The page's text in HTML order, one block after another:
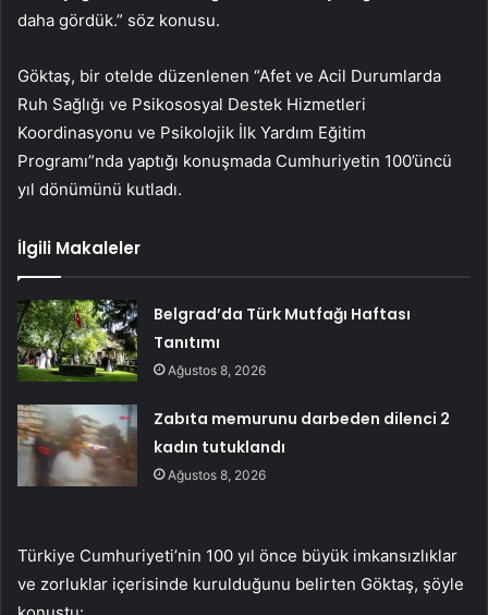
daha gördük.” söz konusu.
Göktaş, bir otelde düzenlenen “Afet ve Acil Durumlarda
Ruh Sağlığı ve Psikososyal Destek Hizmetleri
Koordinasyonu ve Psikolojik İlk Yardım Eğitim
Programı”nda yaptığı konuşmada Cumhuriyetin 100’üncü
yıl dönümünü kutladı.
İlgili Makaleler
Belgrad’da Türk Mutfağı Haftası
Tanıtımı
Ağustos 8, 2026
Zabıta memurunu darbeden dilenci 2
kadın tutuklandı
Ağustos 8, 2026
Türkiye Cumhuriyeti’nin 100 yıl önce büyük imkansızlıklar
ve zorluklar içerisinde kurulduğunu belirten Göktaş, şöyle